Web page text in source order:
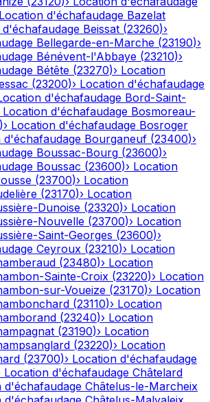
Location d'échafaudage Bazelat
Beissat (23260)›
Bellegarde-en-Marche (23190)›
Bénévent-l'Abbaye (23210)›
Bétête (23270)› Location
(23200)› Location d'échafaudage
d'échafaudage Bord-Saint-
Location d'échafaudage Bosmoreau-
)› Location d'échafaudage Bosroger
d'échafaudage Bourganeuf (23400)›
Boussac-Bourg (23600)›
Boussac (23600)› Location
(23700)› Location
(23170)› Location
Dunoise (23320)› Location
Nouvelle (23700)› Location
Saint-Georges (23600)›
Ceyroux (23210)› Location
(23480)› Location
Sainte-Croix (23220)› Location
sur-Voueize (23170)› Location
(23110)› Location
(23240)› Location
(23190)› Location
(23220)› Location
(23700)› Location d'échafaudage
Location d'échafaudage Châtelard
d'échafaudage Châtelus-le-Marcheix